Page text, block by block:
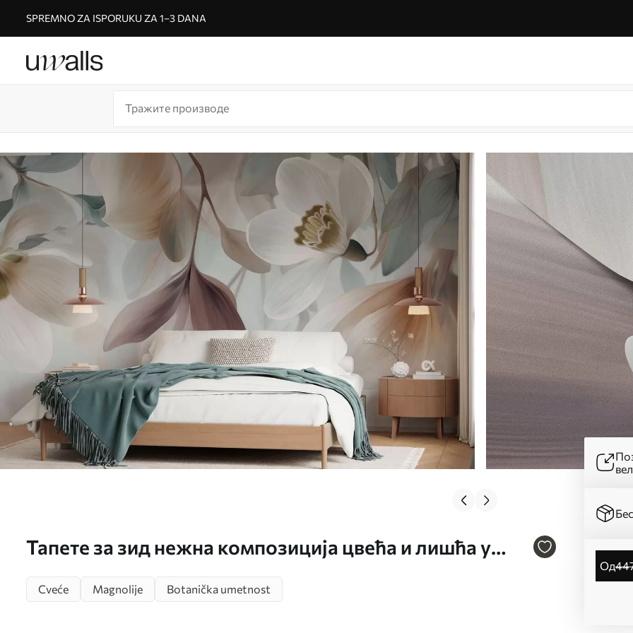
SPREMNO ZA ISPORUKU ZA 1–3 DANA
Тапете за зид нежна композиција цвећа и лишћа у
од
Cveće
Magnolije Botanička umetnost